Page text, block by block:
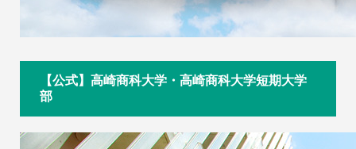
【公式】高崎商科大学・高崎商科大学短期大学
部